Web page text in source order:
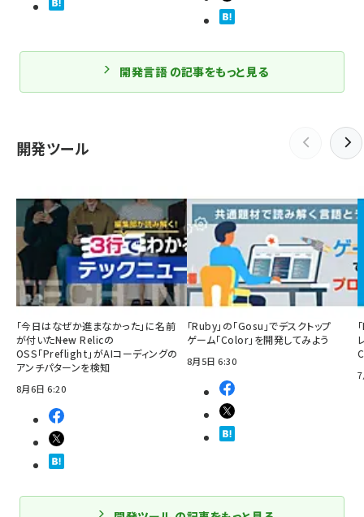
開発言語 の記事をもっと見る
開発ツール
「今日はなぜか進まなかった」に名前
が付いた――New Relicの
OSS「Preflight」がAIコーディングの
アンチパターンを検知
8月6日 6:20
「Ruby」の「Gosu」でデスクトップ
ゲーム「Color」を開発してみよう
8月5日 6:30